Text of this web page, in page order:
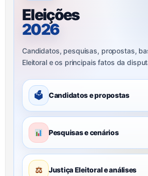
Eleições
2026
Candidatos, pesquisas, propostas,
Eleitoral e os principais fatos da
🗳 Candidatos e propostas
Pesquisas e cenários
⚖ Justiça Eleitoral e análises